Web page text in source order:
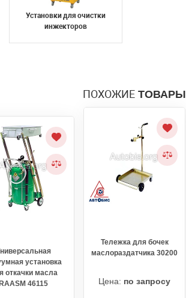
Установки для очистки
инжекторов
ПОХОЖИЕ ТОВАРЫ
установка
откачки масла
46115
Тележка для бочек
маслораздатчика 30200
Цена: по запросу